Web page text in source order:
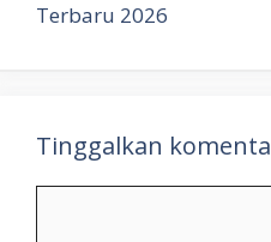
Terbaru 2026
Tinggalkan